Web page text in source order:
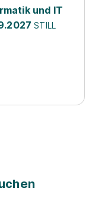
und IT
STILL